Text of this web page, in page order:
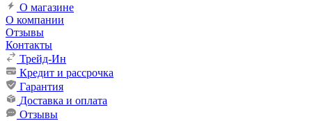
О магазине
О компании
Отзывы
Контакты
Трейд-Ин
Кредит и рассрочка
Гарантия
Доставка и оплата
Отзывы